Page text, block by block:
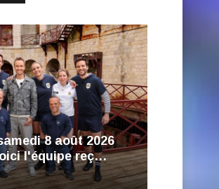
8 août 2026
l'équipe reç…